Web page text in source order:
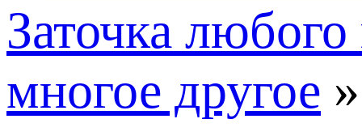
Заточка
многое другое »